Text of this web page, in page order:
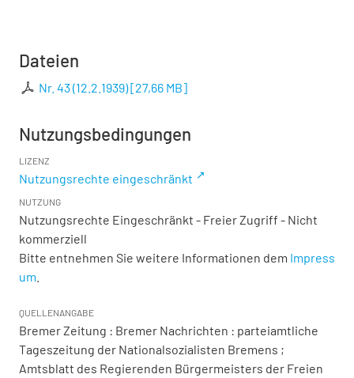
Dateien
Nr. 43 (12.2.1939)[27,66 MB]
Nutzungsbedingungen
LIZENZ
Nutzungsrechte eingeschränkt
NUTZUNG
Nutzungsrechte Eingeschränkt - Freier Zugriff - Nicht
kommerziell
Bitte entnehmen Sie weitere Informationen dem Impress
um
QUELLENANGABE
Bremer Zeitung : Bremer Nachrichten : parteiamtliche
Tageszeitung der Nationalsozialisten Bremens ;
Amtsblatt des Regierenden Bürgermeisters der Freien